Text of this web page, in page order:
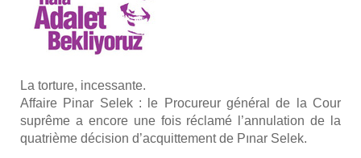
La tor­ture, inces­sante.
Affaire Pinar Selek : le Pro­cu­reur géné­ral de la Cour
suprême a encore une fois récla­mé l’annulation de la
qua­trième déci­sion d’acquittement de Pınar Selek.